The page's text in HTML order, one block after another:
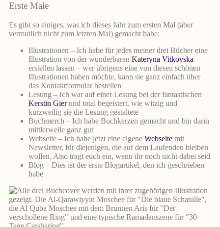
Erste Male
Es gibt so einiges, was ich dieses Jahr zum ersten Mal (aber
vermutlich nicht zum letzten Mal) gemacht habe:
Illustrationen – Ich habe für jedes meiner drei Bücher eine
Illustration von der wunderbaren Kateryna Vitkovska
erstellen lassen – wer übrigens eine von diesen schönen
Illustrationen haben möchte, kann sie ganz einfach über
das Kontaktformular bestellen
Lesung – Ich war auf einer Lesung bei der fantastischen
Kerstin Gierund total begeistert, wie witzig und
kurzweilig sie die Lesung gestaltete
Buchmerch – Ich habe Buchkerzen gemacht und bin darin
mittlerweile ganz gut
Webseite – Ich habe jetzt eine eigene Webseite mit
Newsletter, für diejenigen, die auf dem Laufenden bleiben
wollen. Also tragt euch ein, wenn ihr noch nicht dabei seid
Blog – Dies ist der erste Blogartikel, den ich geschrieben
habe